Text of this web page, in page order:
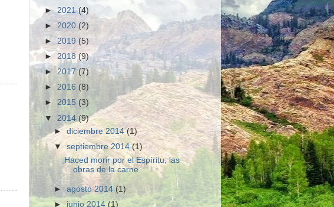
► 2021(4)
►2020(2)
► 2019 (5)
► 2018 (9)
►2017(7)
► 2016 (8)
► 2015 (3)
▼ 2014 (9)
►diciembre 2014(1)
▼septiembre 2014(1)
Haced morir por el Espíritu, las
obras de la carne
►agosto 2014(1)
►junio 2014(1)